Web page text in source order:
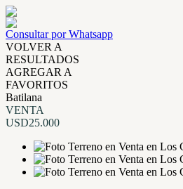
Consultar por Whatsapp
VOLVER A
RESULTADOS
AGREGAR A
FAVORITOS
Batilana
VENTA
USD25.000